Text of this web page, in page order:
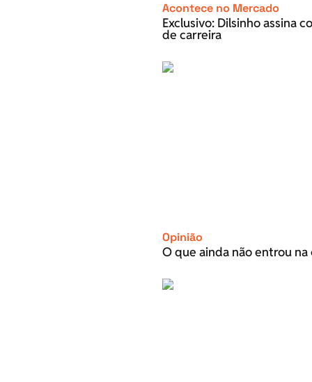
Acontece no Mercado
Exclusivo: Dilsinho assina
de carreira
Opinião
O que ainda não entrou